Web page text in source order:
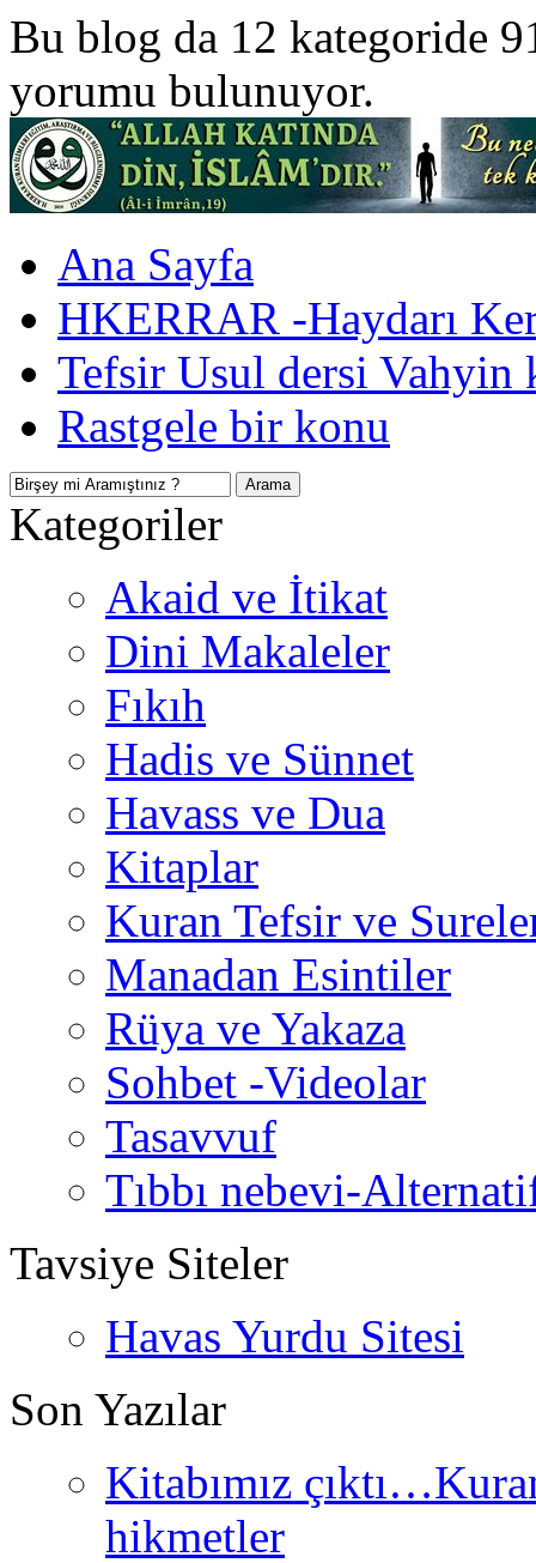
Bu blog da 12 kategoride
yorumu bulunuyor.
Ana Sayfa
HKERRAR -Haydarı
Tefsir Usul dersi Vahyin
Rastgele bir konu
Kategoriler
Akaid ve İtikat
Dini Makaleler
Fıkıh
Hadis ve Sünnet
Havass ve Dua
Kitaplar
Kuran Tefsir ve
Manadan Esintiler
Rüya ve Yakaza
Sohbet -Videolar
Tasavvuf
Tıbbı nebevi-
Tavsiye Siteler
Havas Yurdu Sitesi
Son Yazılar
Kitabımız
hikmetler